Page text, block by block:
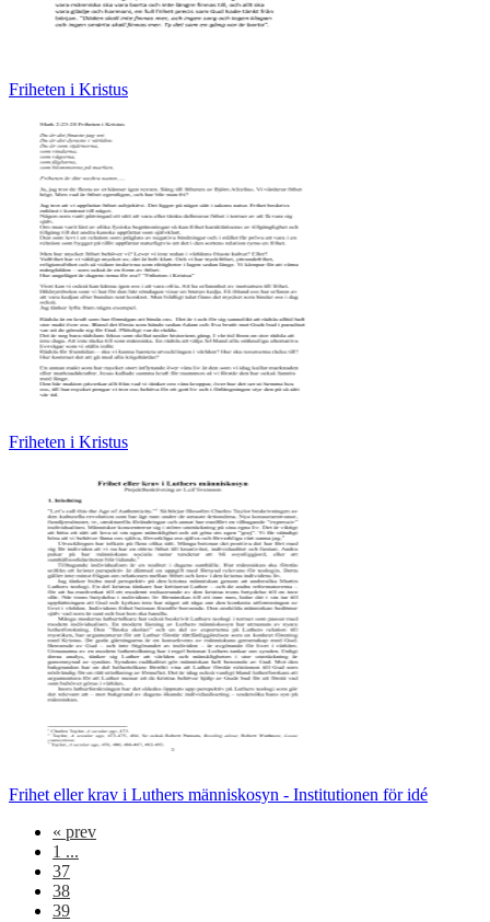
Friheten i Kristus
Friheten i Kristus
Frihet eller krav i Luthers människosyn - Institutionen för idé
« prev
1 ...
37
38
39